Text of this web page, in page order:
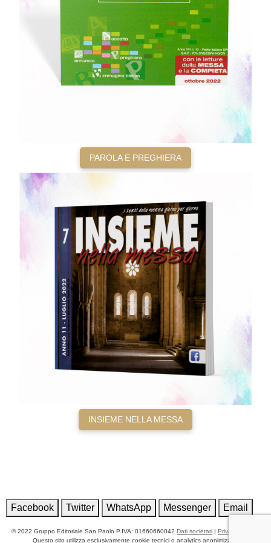
PAROLA E PREGHIERA
INSIEME NELLA MESSA
Facebook Twitter WhatsApp Messenger Email
© 2022 Gruppo Editoriale San Paolo P.IVA: 01660660042 Dati societari | Privacy Policy
Questo sito utilizza esclusivamente cookie tecnici o analytics anonimizzati,